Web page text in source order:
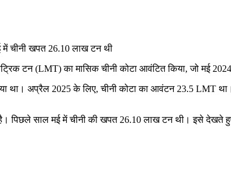
टन (LMT) का मासिक चीनी कोटा आवंटित किया, जो मई
था। अप्रैल 2025 के लिए, चीनी कोटा का आवंटन 23.5 LMT
पिछले साल मई में चीनी की खपत 26.10 लाख टन थी। इसे देखते